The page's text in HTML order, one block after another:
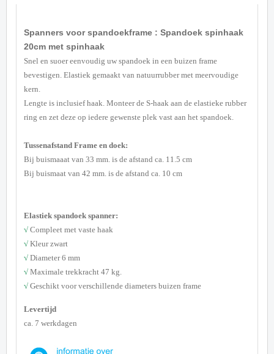
Spanners voor spandoekframe : Spandoek spinhaak
20cm met spinhaak
Snel en suoer eenvoudig uw spandoek in een buizen frame
bevestigen. Elastiek gemaakt van natuurrubber met meervoudige
kern.
Lengte is inclusief haak. Monteer de S-haak aan de elastieke rubber
ring en zet deze op iedere gewenste plek vast aan het spandoek.
Tussenafstand Frame en doek:
Bij buismaaat van 33 mm. is de afstand ca. 11.5 cm
Bij buismaat van 42 mm. is de afstand ca. 10 cm
Elastiek spandoek spanner:
√ Compleet met vaste haak
√ Kleur zwart
√ Diameter 6 mm
√ Maximale trekkracht 47 kg.
√ Geschikt voor verschillende diameters buizen frame
Levertijd
ca. 7 werkdagen